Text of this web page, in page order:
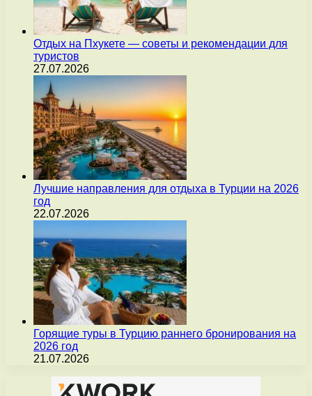
Отдых на Пхукете — советы и рекомендации для
туристов
27.07.2026
Лучшие направления для отдыха в Турции на 2026
год
22.07.2026
Горящие туры в Турцию раннего бронирования на
2026 год
21.07.2026